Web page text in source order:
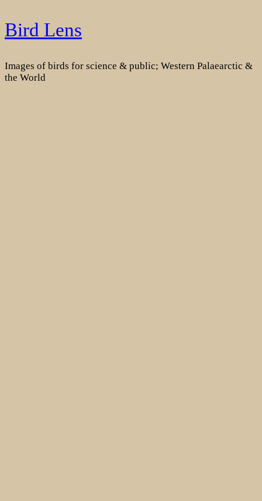
Skip
to
Bird Lens
Images of birds for science & public; Western Palaearctic &
the World